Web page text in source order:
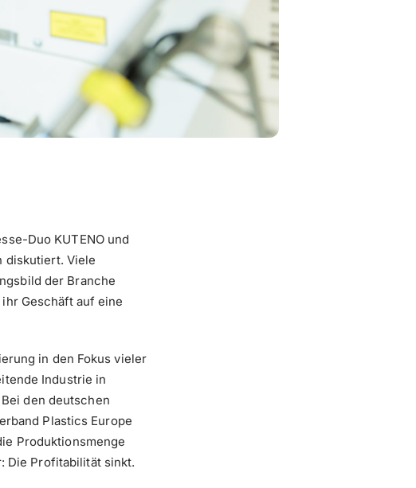
Duo KUTENO und
diskutiert. Viele
der Branche
Geschäft auf eine
in den Fokus vieler
Industrie in
den deutschen
Plastics Europe
Produktionsmenge
Die Profitabilität sinkt.